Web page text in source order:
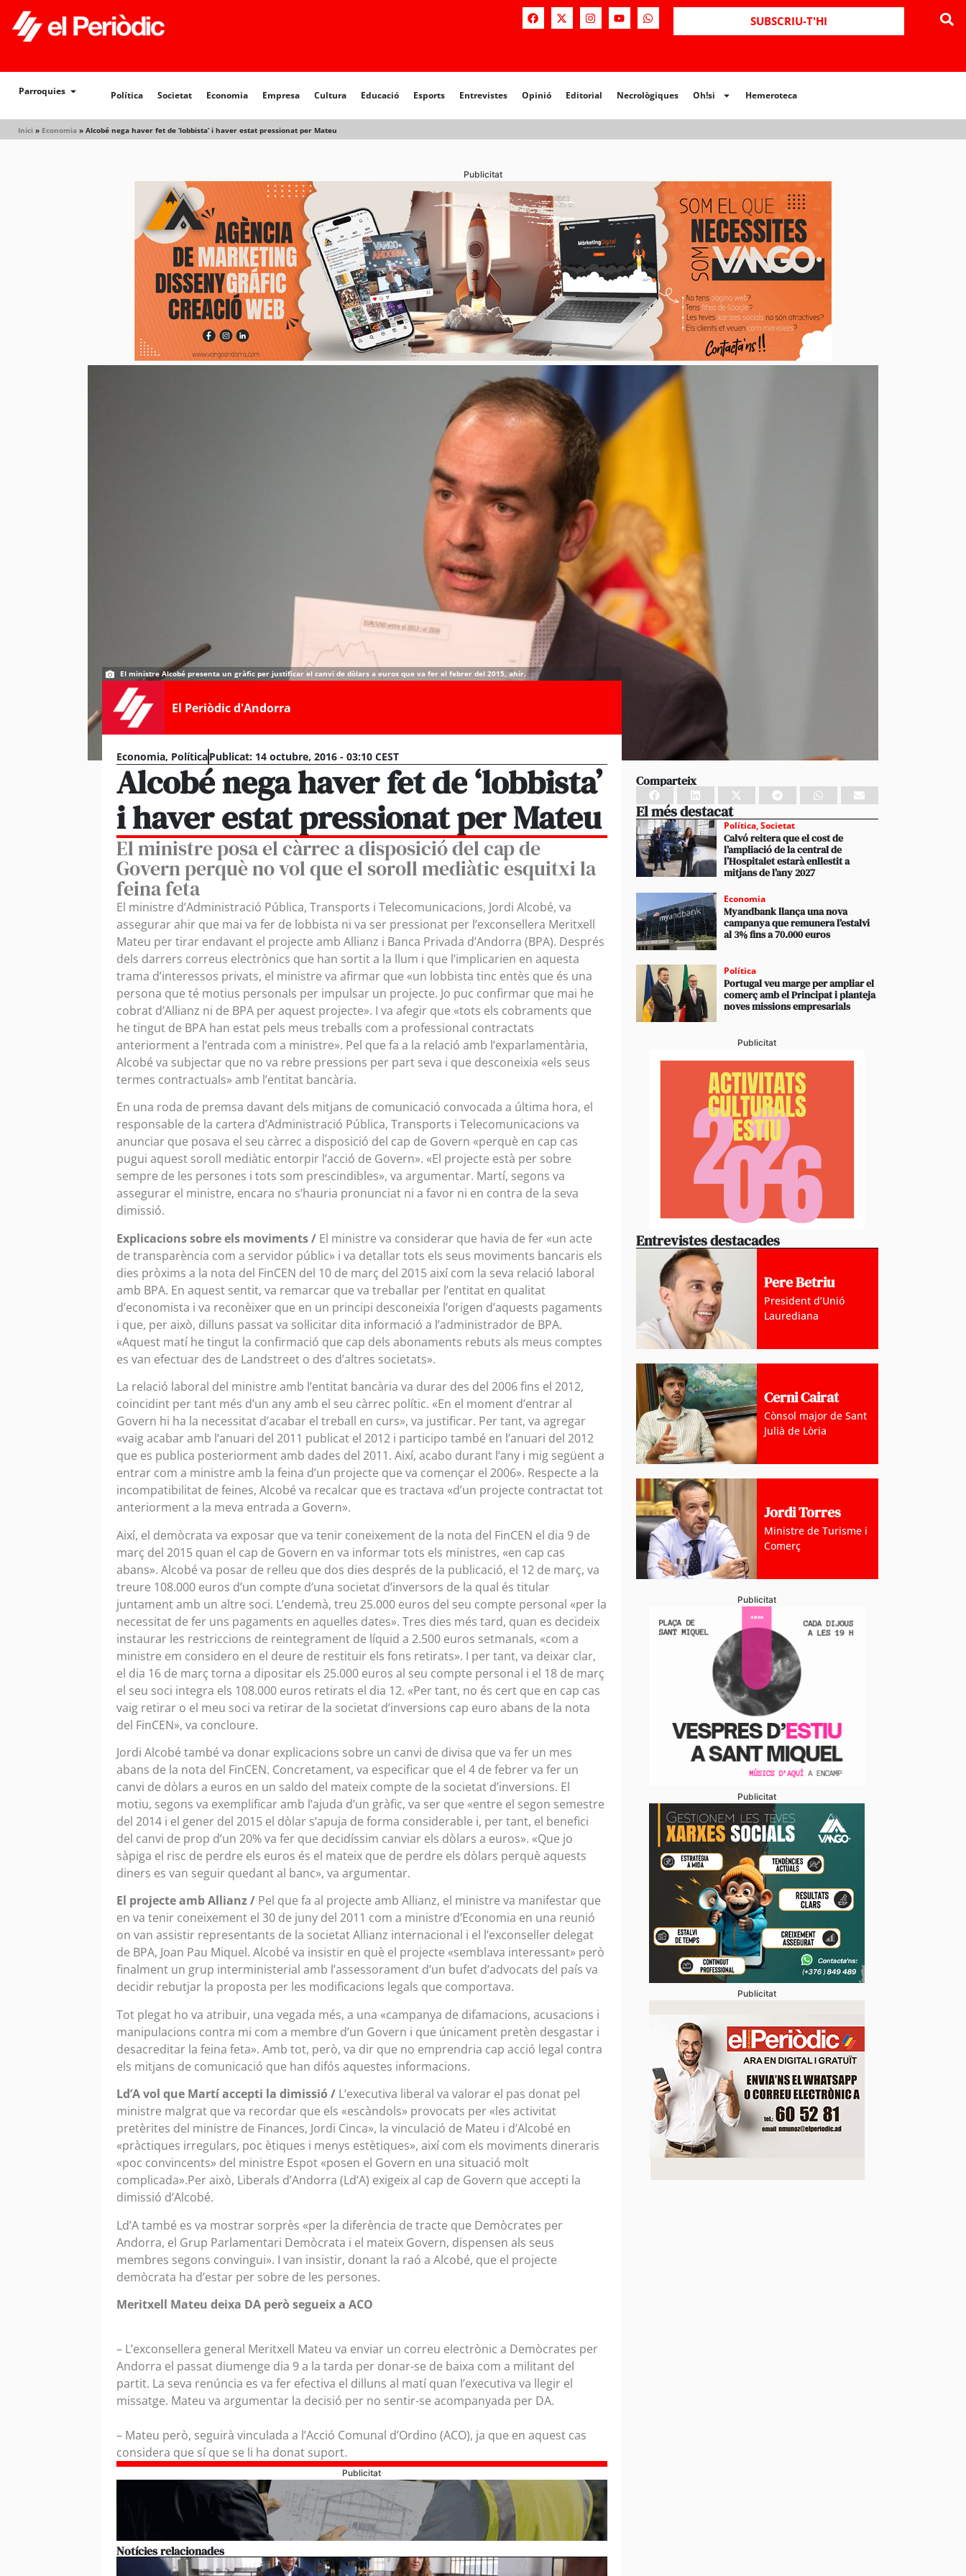
SUBSCRIU-T'HI
Parroquies Política Societat Economia Empresa Cultura Educació Esports Entrevistes Opinió Editorial Necrològiques Oh!si Hemeroteca
Inici » Economia » Alcobé nega haver fet de ‘lobbista’ i haver estat pressionat per Mateu
Política Societat Opinió Editorial Necrològiques Hemeroteca
Publicitat
El ministre Alcobé presenta un gràfic per justificar el canvi de dòlars a euros que va fer el febrer del 2015, ahir.
El Periòdic d'Andorra
Economia, PolíticaPublicat: 14 octubre, 2016 - 03:10 CEST
Alcobé nega haver fet de ‘lobbista’
i haver estat pressionat per Mateu
El ministre posa el càrrec a disposició del cap de
Govern perquè no vol que el soroll mediàtic esquitxi la
feina feta
El ministre d’Administració Pública, Transports i Telecomunicacions, Jordi Alcobé, va
assegurar ahir que mai va fer de lobbista ni va ser pressionat per l’exconsellera Meritxell
Mateu per tirar endavant el projecte amb Allianz i Banca Privada d’Andorra (BPA). Després
dels darrers correus electrònics que han sortit a la llum i que l’implicarien en aquesta
trama d’interessos privats, el ministre va afirmar que «un lobbista tinc entès que és una
persona que té motius personals per impulsar un projecte. Jo puc confirmar que mai he
cobrat d’Allianz ni de BPA per aquest projecte». I va afegir que «tots els cobraments que
he tingut de BPA han estat pels meus treballs com a professional contractats
anteriorment a l’entrada com a ministre». Pel que fa a la relació amb l’exparlamentària,
Alcobé va subjectar que no va rebre pressions per part seva i que desconeixia «els seus
termes contractuals» amb l’entitat bancària.
En una roda de premsa davant dels mitjans de comunicació convocada a última hora, el
responsable de la cartera d’Administració Pública, Transports i Telecomunicacions va
anunciar que posava el seu càrrec a disposició del cap de Govern «perquè en cap cas
pugui aquest soroll mediàtic entorpir l’acció de Govern». «El projecte està per sobre
sempre de les persones i tots som prescindibles», va argumentar. Martí, segons va
assegurar el ministre, encara no s’hauria pronunciat ni a favor ni en contra de la seva
dimissió.
Explicacions sobre els moviments / El ministre va considerar que havia de fer «un acte
de transparència com a servidor públic» i va detallar tots els seus moviments bancaris els
dies pròxims a la nota del FinCEN del 10 de març del 2015 així com la seva relació laboral
amb BPA. En aquest sentit, va remarcar que va treballar per l’entitat en qualitat
d’economista i va reconèixer que en un principi desconeixia l’origen d’aquests pagaments
i que, per això, dilluns passat va sol·licitar dita informació a l’administrador de BPA.
«Aquest matí he tingut la confirmació que cap dels abonaments rebuts als meus comptes
es van efectuar des de Landstreet o des d’altres societats».
La relació laboral del ministre amb l’entitat bancària va durar des del 2006 fins el 2012,
coincidint per tant més d’un any amb el seu càrrec polític. «En el moment d’entrar al
Govern hi ha la necessitat d’acabar el treball en curs», va justificar. Per tant, va agregar
«vaig acabar amb l’anuari del 2011 publicat el 2012 i participo també en l’anuari del 2012
que es publica posteriorment amb dades del 2011. Així, acabo durant l’any i mig següent a
entrar com a ministre amb la feina d’un projecte que va començar el 2006». Respecte a la
incompatibilitat de feines, Alcobé va recalcar que es tractava «d’un projecte contractat tot
anteriorment a la meva entrada a Govern».
Així, el demòcrata va exposar que va tenir coneixement de la nota del FinCEN el dia 9 de
març del 2015 quan el cap de Govern en va informar tots els ministres, «en cap cas
abans». Alcobé va posar de relleu que dos dies després de la publicació, el 12 de març, va
treure 108.000 euros d’un compte d’una societat d’inversors de la qual és titular
juntament amb un altre soci. L’endemà, treu 25.000 euros del seu compte personal «per la
necessitat de fer uns pagaments en aquelles dates». Tres dies més tard, quan es decideix
instaurar les restriccions de reintegrament de líquid a 2.500 euros setmanals, «com a
ministre em considero en el deure de restituir els fons retirats». I per tant, va deixar clar,
el dia 16 de març torna a dipositar els 25.000 euros al seu compte personal i el 18 de març
el seu soci integra els 108.000 euros retirats el dia 12. «Per tant, no és cert que en cap cas
vaig retirar o el meu soci va retirar de la societat d’inversions cap euro abans de la nota
del FinCEN», va concloure.
Jordi Alcobé també va donar explicacions sobre un canvi de divisa que va fer un mes
abans de la nota del FinCEN. Concretament, va especificar que el 4 de febrer va fer un
canvi de dòlars a euros en un saldo del mateix compte de la societat d’inversions. El
motiu, segons va exemplificar amb l’ajuda d’un gràfic, va ser que «entre el segon semestre
del 2014 i el gener del 2015 el dòlar s’apuja de forma considerable i, per tant, el benefici
del canvi de prop d’un 20% va fer que decidíssim canviar els dòlars a euros». «Que jo
sàpiga el risc de perdre els euros és el mateix que de perdre els dòlars perquè aquests
diners es van seguir quedant al banc», va argumentar.
El projecte amb Allianz / Pel que fa al projecte amb Allianz, el ministre va manifestar que
en va tenir coneixement el 30 de juny del 2011 com a ministre d’Economia en una reunió
on van assistir representants de la societat Allianz internacional i el l’exconseller delegat
de BPA, Joan Pau Miquel. Alcobé va insistir en què el projecte «semblava interessant» però
finalment un grup interministerial amb l’assessorament d’un bufet d’advocats del país va
decidir rebutjar la proposta per les modificacions legals que comportava.
Tot plegat ho va atribuir, una vegada més, a una «campanya de difamacions, acusacions i
manipulacions contra mi com a membre d’un Govern i que únicament pretèn desgastar i
desacreditar la feina feta». Amb tot, però, va dir que no emprendria cap acció legal contra
els mitjans de comunicació que han difós aquestes informacions.
Ld’A vol que Martí accepti la dimissió / L’executiva liberal va valorar el pas donat pel
ministre malgrat que va recordar que els «escàndols» provocats per «les activitat
pretèrites del ministre de Finances, Jordi Cinca», la vinculació de Mateu i d’Alcobé en
«pràctiques irregulars, poc ètiques i menys estètiques», així com els moviments dineraris
«poc convincents» del ministre Espot «posen el Govern en una situació molt
complicada».Per això, Liberals d’Andorra (Ld’A) exigeix al cap de Govern que accepti la
dimissió d’Alcobé.
Ld’A també es va mostrar sorprès «per la diferència de tracte que Demòcrates per
Andorra, el Grup Parlamentari Demòcrata i el mateix Govern, dispensen als seus
membres segons convingui». I van insistir, donant la raó a Alcobé, que el projecte
demòcrata ha d’estar per sobre de les persones.
Meritxell Mateu deixa DA però segueix a ACO
– L’exconsellera general Meritxell Mateu va enviar un correu electrònic a Demòcrates per
Andorra el passat diumenge dia 9 a la tarda per donar-se de baixa com a militant del
partit. La seva renúncia es va fer efectiva el dilluns al matí quan l’executiva va llegir el
missatge. Mateu va argumentar la decisió per no sentir-se acompanyada per DA.
– Mateu però, seguirà vinculada a l’Acció Comunal d’Ordino (ACO), ja que en aquest cas
considera que sí que se li ha donat suport.
Publicitat
Notícies relacionades
Comparteix
El més destacat
Política,Societat
Calvó reitera que el cost de
l’ampliació de la central de
l’Hospitalet estarà enllestit a
mitjans de l’any 2027
Economia
Myandbank llança una nova
campanya que remunera l’estalvi
al 3% fins a 70.000 euros
Política
Portugal veu marge per ampliar el
comerç amb el Principat i planteja
noves missions empresarials
Publicitat
Entrevistes destacades
Pere Betriu
President d’Unió
Laurediana
Cerni Cairat
Cònsol major de Sant
Julià de Lòria
Jordi Torres
Ministre de Turisme i
Comerç
Publicitat
Publicitat
Publicitat